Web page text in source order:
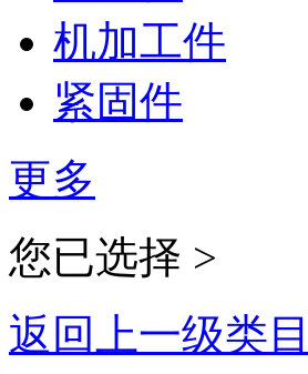
机加工件
紧固件
更多
您已选择 >
返回上一级类目